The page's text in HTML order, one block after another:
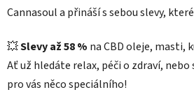
Cannasoul a přináší s sebou slevy,
💥Slevy až 58 % na CBD oleje, masti,
Ať už hledáte relax, péči o zdraví,
pro vás něco speciálního!